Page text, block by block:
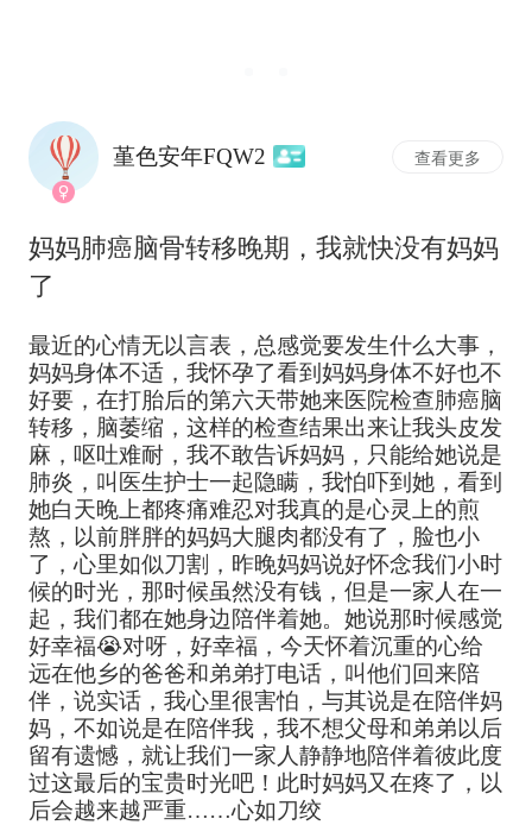
堇色安年FQW2 查看更多
妈妈肺癌脑骨转移晚期，我就快没有妈妈
了
最近的心情无以言表，总感觉要发生什么大事，
妈妈身体不适，我怀孕了看到妈妈身体不好也不
好要，在打胎后的第六天带她来医院检查肺癌脑
转移，脑萎缩，这样的检查结果出来让我头皮发
麻，呕吐难耐，我不敢告诉妈妈，只能给她说是
肺炎，叫医生护士一起隐瞒，我怕吓到她，看到
她白天晚上都疼痛难忍对我真的是心灵上的煎
熬，以前胖胖的妈妈大腿肉都没有了，脸也小
了，心里如似刀割，昨晚妈妈说好怀念我们小时
候的时光，那时候虽然没有钱，但是一家人在一
起，我们都在她身边陪伴着她。她说那时候感觉
好幸福😭对呀，好幸福，今天怀着沉重的心给
远在他乡的爸爸和弟弟打电话，叫他们回来陪
伴，说实话，我心里很害怕，与其说是在陪伴妈
妈，不如说是在陪伴我，我不想父母和弟弟以后
留有遗憾，就让我们一家人静静地陪伴着彼此度
过这最后的宝贵时光吧！此时妈妈又在疼了，以
后会越来越严重……心如刀绞